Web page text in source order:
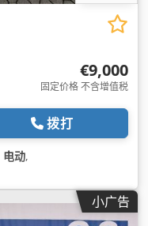
€9,000
固定价格 不含增值税
拨打
电动,
小广告